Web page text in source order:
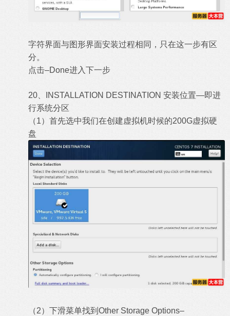
字符界面与图形界面安装过程相同，只在这一步有区
分。
点击–Done进入下一步
20、INSTALLATION DESTINATION 安装位置—即进
行系统分区
（1）首先选中我们在创建虚拟机时候的200G虚拟硬
盘
（2）下滑菜单找到Other Storage Options–